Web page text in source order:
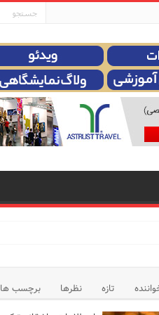
تازه نظرها
برچسب ها